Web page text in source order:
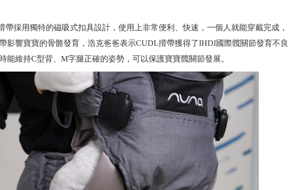
帶採用獨特的磁吸式扣具設計，使用上非常便利、快速，一個人就能穿戴完成，
影響寶寶的骨骼發育，浩克爸爸表示CUDL揹帶獲得了IHDI國際髖關節發育不良
能維持C型背、M字腿正確的姿勢，可以保護寶寶髖關節發展。